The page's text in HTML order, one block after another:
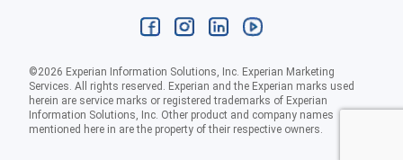
©2026 Experian Information Solutions, Inc. Experian Marketing
Services. All rights reserved. Experian and the Experian marks used
herein are service marks or registered trademarks of Experian
Information Solutions, Inc. Other product and company names
mentioned here in are the property of their respective owners.